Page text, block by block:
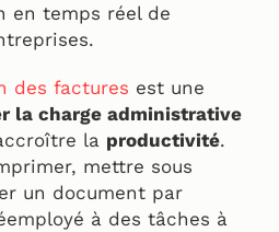
en temps réel de
des factures est une
la charge administrative
la productivité.
mettre sous
un document par
à des tâches à